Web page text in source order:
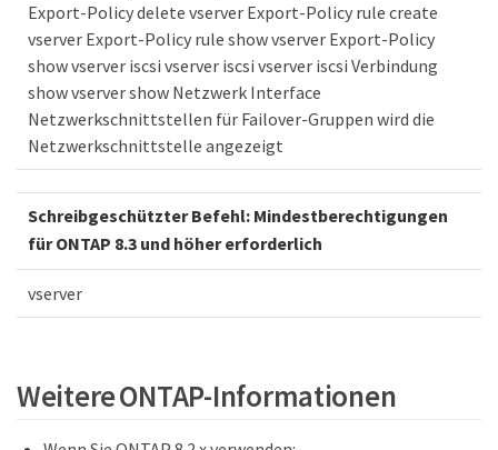
Export-Policy delete vserver Export-Policy rule create
vserver Export-Policy rule show vserver Export-Policy
show vserver iscsi vserver iscsi vserver iscsi Verbindung
show vserver show Netzwerk Interface
Netzwerkschnittstellen für Failover-Gruppen wird die
Netzwerkschnittstelle angezeigt
Schreibgeschützter Befehl: Mindestberechtigungen
für ONTAP 8.3 und höher erforderlich
vserver
Weitere ONTAP-Informationen